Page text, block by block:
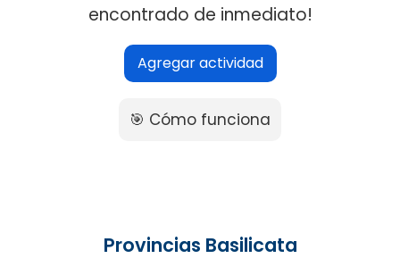
encontrado de inmediato!
Agregar actividad
🎯 Cómo funciona
Provincias Basilicata